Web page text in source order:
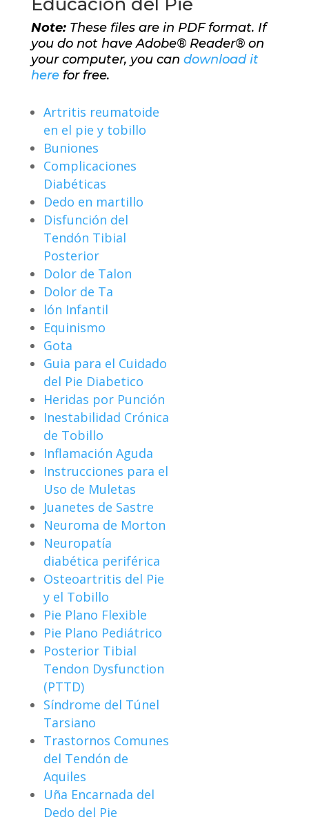
Note:These files are in PDF format. If
you do not have Adobe® Reader® on
your computer, you can download it
herefor free.
Artritis reumatoide
en el pie y tobillo
Buniones
Complicaciones
Diabéticas
Dedo en martillo
Disfunción del
Tendón Tibial
Posterior
Dolor de Talon
Dolor de Ta
lón Infantil
Equinismo
Gota
Guia para el Cuidado
del Pie Diabetico
Heridas por Punción
Inestabilidad Crónica
de Tobillo
Inflamación Aguda
Instrucciones para el
Uso de Muletas
Juanetes de Sastre
Neuroma de Morton
Neuropatía
diabética periférica
Osteoartritis del Pie
y el Tobillo
Pie Plano Flexible
Pie Plano Pediátrico
Posterior Tibial
Tendon Dysfunction
(PTTD)
Síndrome del Túnel
Tarsiano
Trastornos Comunes
del Tendón de
Aquiles
Uña Encarnada del
Dedo del Pie